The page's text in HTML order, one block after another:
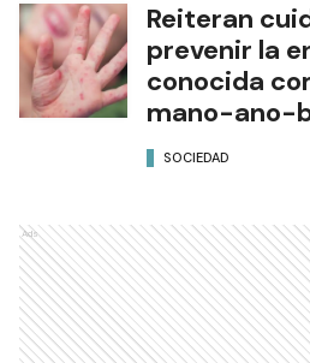
Reiteran
prevenir la
conocida
mano-ano-
SOCIEDAD
Ads